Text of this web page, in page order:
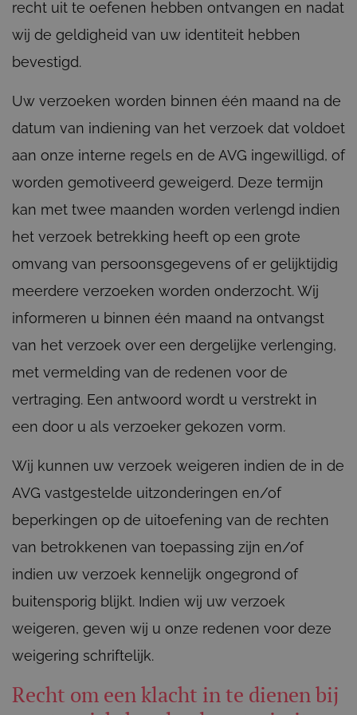
recht uit te oefenen hebben ontvangen en nadat
wij de geldigheid van uw identiteit hebben
bevestigd.
Uw verzoeken worden binnen één maand na de
datum van indiening van het verzoek dat voldoet
aan onze interne regels en de AVG ingewilligd, of
worden gemotiveerd geweigerd. Deze termijn
kan met twee maanden worden verlengd indien
het verzoek betrekking heeft op een grote
omvang van persoonsgegevens of er gelijktijdig
meerdere verzoeken worden onderzocht. Wij
informeren u binnen één maand na ontvangst
van het verzoek over een dergelijke verlenging,
met vermelding van de redenen voor de
vertraging. Een antwoord wordt u verstrekt in
een door u als verzoeker gekozen vorm.
Wij kunnen uw verzoek weigeren indien de in de
AVG vastgestelde uitzonderingen en/of
beperkingen op de uitoefening van de rechten
van betrokkenen van toepassing zijn en/of
indien uw verzoek kennelijk ongegrond of
buitensporig blijkt. Indien wij uw verzoek
weigeren, geven wij u onze redenen voor deze
weigering schriftelijk.
Recht om een klacht in te dienen bij